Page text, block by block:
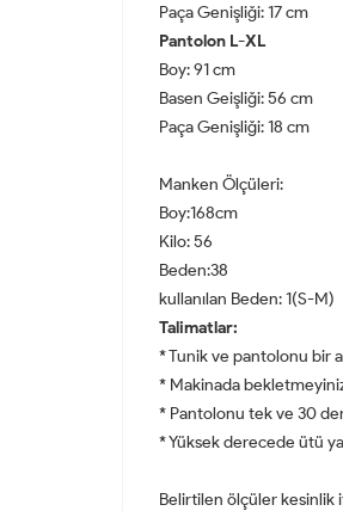
Paça Genişliği: 17 cm
Pantolon L-XL
Boy: 91 cm
Basen Geişliği: 56 cm
Paça Genişliği: 18 cm
Manken Ölçüleri:
Boy:168cm
Kilo: 56
Beden:38
kullanılan Beden: 1(S-M)
Talimatlar:
* Tunik ve pantolonu bir
* Makinada
* Pantolonu tek ve 30
* Yüksek derecede ütü
Belirtilen ölçüler kesinlik